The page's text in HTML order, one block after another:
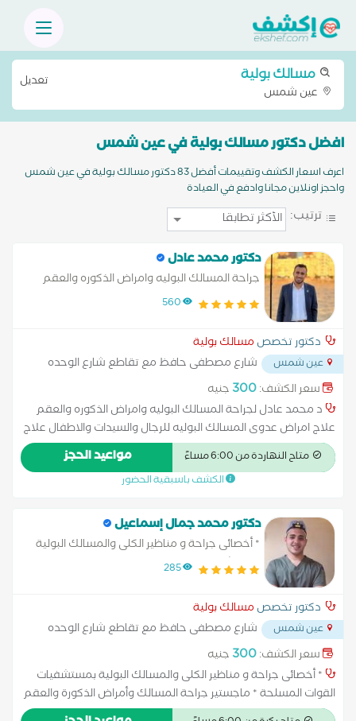
مسالك بولية
عين شمس
تعديل
افضل دكتور مسالك بولية في عين شمس
اعرف اسعار الكشف وتقييمات أفضل 83 دكتور مسالك بولية في عين شمس
واحجز اونلاين مجانا وادفع في العيادة
ترتيب:
دكتور محمد عادل
جراحة المسالك البوليه وامراض الذكوره والعقم
560
دكتور تخصص مسالك بولية
عين شمس
شارع مصطفى حافظ مع تقاطع شارع الوحده
العربيه - محطه عرب الجسر... سعر الكشف:300 جنيه
د محمد عادل لجراحة المسالك البوليه وامراض الذكوره والعقم
علاج امراض عدوى المسالك البوليه للرجال والسيدات والاطفال علاج
السلس البولى للاطفال و الكبار علاج امراض حصوات الكلى والحالب
والمثانه الكشف المبكر عن اورام المثانه الكشف المبكر على تضخم
البروستاتا وعلاجها علاج امراض ضعف الانتصاب وتاخر الانجاب علاج
متاح النهاردة من 6:00 مساءً مواعيد الحجز
الكشف باسبقية الحضور
دكتور محمد جمال إسماعيل
* أخصائى جراحة و مناظير الكلى والمسالك البولية
بمستشفيات القوات المسلحة
285
دكتور تخصص مسالك بولية
عين شمس
شارع مصطفى حافظ مع تقاطع شارع الوحده
العربيه - محطه عرب الجسر... سعر الكشف:300 جنيه
* أخصائى جراحة و مناظير الكلى والمسالك البولية بمستشفيات
القوات المسلحة * ماجستير جراحة المسالك وأمراض الذكورة والعقم
- جامعة عين شمس * عضو الاكاديمية الطبية العسكرية و الجمعية